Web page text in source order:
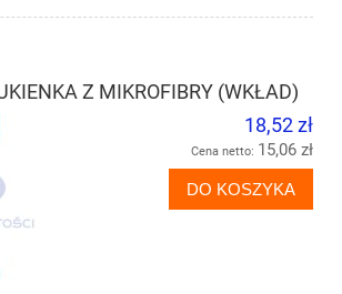
Z MIKROFIBRY (WKŁAD)
18,52 zł
Cena netto: 15,06 zł
DO KOSZYKA